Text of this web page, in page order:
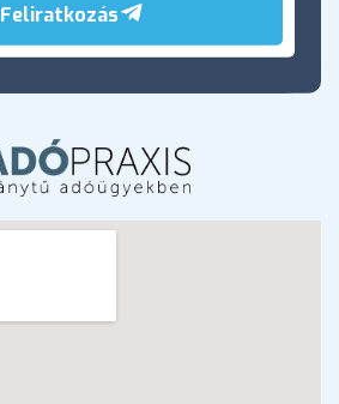
Feliratkozás